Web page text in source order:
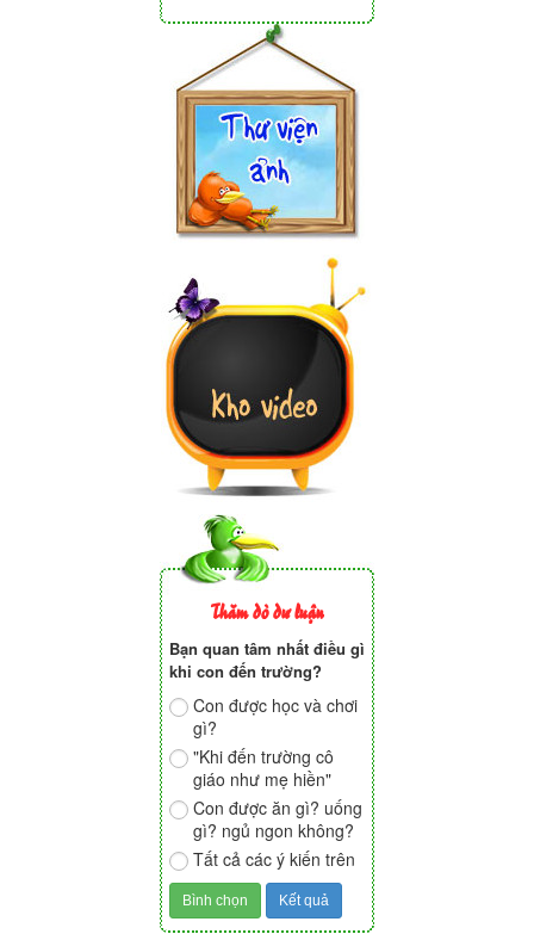
Thăm dò dư luận
Bạn quan tâm nhất điều gì
khi con đến trường?
Con được học và chơi
gì?
"Khi đến trường cô
giáo như mẹ hiền"
Con được ăn gì? uống
gì? ngủ ngon không?
Tất cả các ý kiến trên